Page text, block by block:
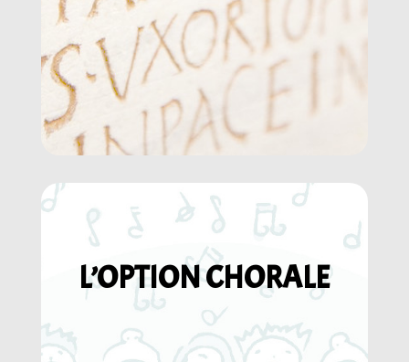
L’OPTION CHORALE